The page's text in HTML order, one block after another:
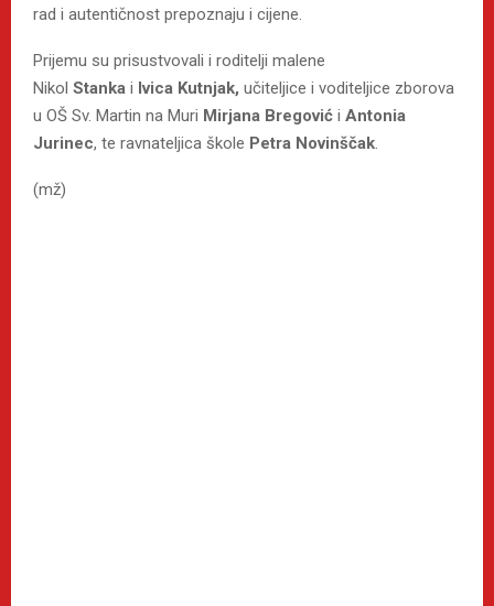
rad i autentičnost prepoznaju i cijene.
Prijemu su prisustvovali i roditelji malene
Nikol Stanka i Ivica Kutnjak, učiteljice i voditeljice zborova
u OŠ Sv. Martin na Muri Mirjana Bregović i Antonia
Jurinec, te ravnateljica škole Petra Novinščak.
(mž)